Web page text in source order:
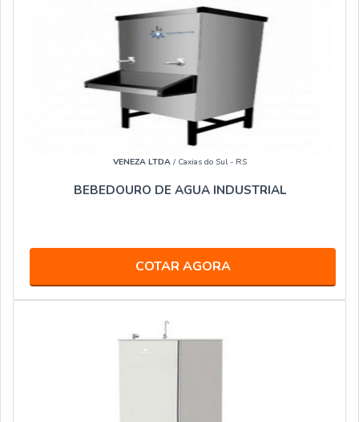
VENEZA LTDA/ Caxias do Sul - RS
BEBEDOURO DE AGUA INDUSTRIAL
COTAR AGORA